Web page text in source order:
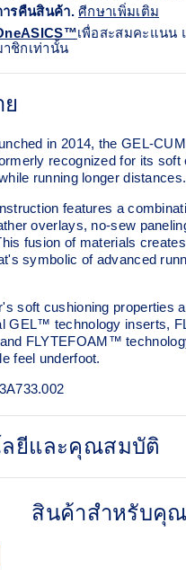
ารคืนสินค้า.ศีกษาเพิ่มเติม
เพื่อสะสมคะแนน
ชิกเท่านั้น
in 2014, the GEL-
recognized for its soft
running longer distances.
features a
overlays, no-sew
fusion of materials
symbolic of advanced
soft cushioning properties
GEL™ technology inserts,
FLYTEFOAM™
feel underfoot.
ลยีและคุณสมบัติ
aesthetics
technology
smooth forward transitions
สินค้าสำหรับคุณ